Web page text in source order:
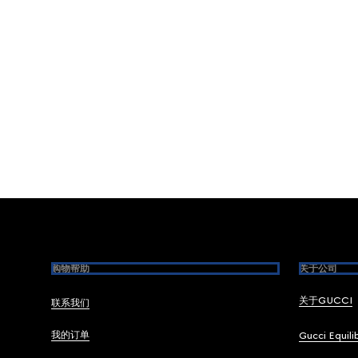
购物帮助
联系我们
我的订单
关于公司
关于GUCCI
Gucci